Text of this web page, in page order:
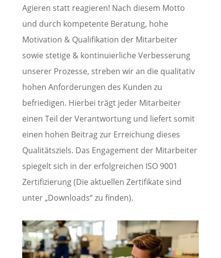
Agieren statt reagieren! Nach diesem Motto
und durch kompetente Beratung, hohe
Motivation & Qualifikation der Mitarbeiter
sowie stetige & kontinuierliche Verbesserung
unserer Prozesse, streben wir an die qualitativ
hohen Anforderungen des Kunden zu
befriedigen. Hierbei trägt jeder Mitarbeiter
einen Teil der Verantwortung und liefert somit
einen hohen Beitrag zur Erreichung dieses
Qualitätsziels. Das Engagement der Mitarbeiter
spiegelt sich in der erfolgreichen ISO 9001
Zertifizierung (Die aktuellen Zertifikate sind
unter „Downloads“ zu finden).